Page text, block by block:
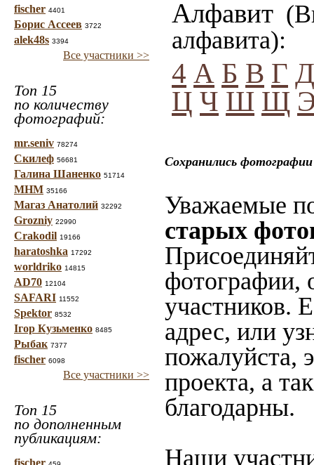
fischer 4401
Борис Ассеев 3722
alek48s 3394
Все участники >>
Топ 15
по количеству
фотографий:
mr.seniv 78274
Скилеф 56681
Галина Шаненко 51714
МНМ 35166
Магаз Анатолий 32292
Grozniy 22990
Crakodil 19166
haratoshka 17292
worldriko 14815
AD70 12104
SAFARI 11552
Spektor 8532
Ігор Кузьменко 8485
Рыбак 7377
fischer 6098
Все участники >>
Топ 15
по дополненным
публикациям:
fischer
Алфавит
алфавита):
4 А Б В Г Д
Ц Ч Ш Щ
Сохранились
Уважаемые
старых
фотографии,
участников.
адрес, или
пожалуйста,
проекта, а
благодарны.
Наши